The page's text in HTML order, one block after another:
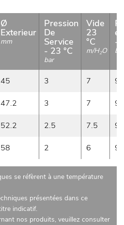
Ø
Exterieur
mm
Pression
De
Service
- 23 °C
bar
Vide
23
°C
m/H2O
-
bar
45 3 7 9
47.2 3 7 9
52.2 2.5 7.5 9
58 2 6 9
se réfèrent à une température
présentées dans ce
indicatif.
nos produits, veuillez consulter